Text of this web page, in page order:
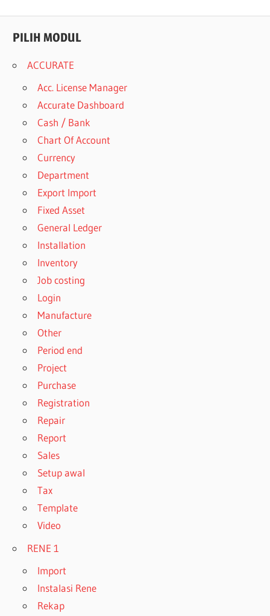
PILIH MODUL
ACCURATE
Acc. License Manager
Accurate Dashboard
Cash / Bank
Chart Of Account
Currency
Department
Export Import
Fixed Asset
General Ledger
Installation
Inventory
Job costing
Login
Manufacture
Other
Period end
Project
Purchase
Registration
Repair
Report
Sales
Setup awal
Tax
Template
Video
RENE 1
Import
Instalasi Rene
Rekap